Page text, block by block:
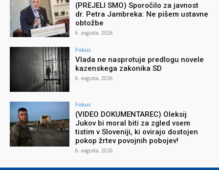
(PREJELI SMO) Sporočilo za javnost
dr. Petra Jambreka: Ne pišem ustavne
obtožbe
6. avgusta, 2026
Fokus
Vlada ne nasprotuje predlogu novele
kazenskega zakonika SD
6. avgusta, 2026
Fokus
(VIDEO DOKUMENTAREC) Oleksij
Jukov bi moral biti za zgled vsem
tistim v Sloveniji, ki ovirajo dostojen
pokop žrtev povojnih pobojev!
6. avgusta, 2026